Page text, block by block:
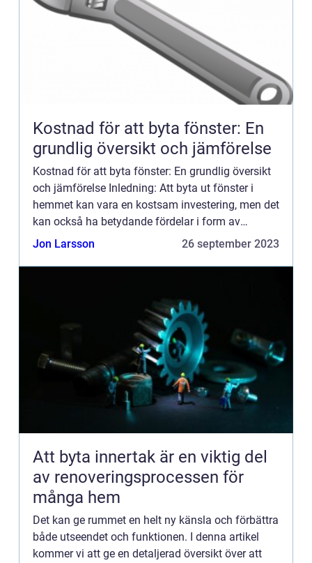
Kostnad för att byta fönster: En
grundlig översikt och jämförelse
Kostnad för att byta fönster: En grundlig översikt
och jämförelse Inledning: Att byta ut fönster i
hemmet kan vara en kostsam investering, men det
kan också ha betydande fördelar i form av
energieffektivitet och förbättrad estetik. I denna
Jon Larsson 26 september 2023
Att byta innertak är en viktig del
av renoveringsprocessen för
många hem
Det kan ge rummet en helt ny känsla och förbättra
både utseendet och funktionen. I denna artikel
kommer vi att ge en detaljerad översikt över att